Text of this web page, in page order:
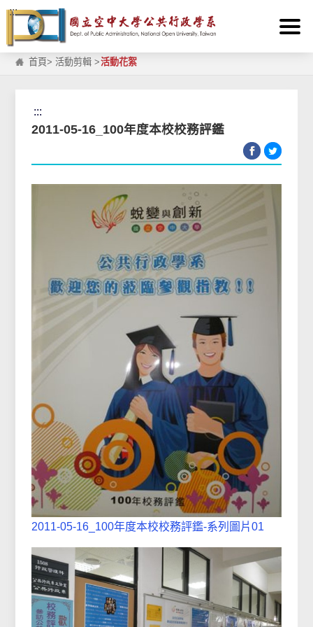
跳到主要內容區塊
:::
首頁>活動剪輯 >活動花絮
:::
2011-05-16_100年度本校校務評鑑
2011-05-16_100年度本校校務評鑑-系列圖片01